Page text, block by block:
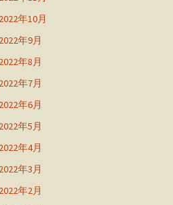
2022年10月
2022年9月
2022年8月
2022年7月
2022年6月
2022年5月
2022年4月
2022年3月
2022年2月